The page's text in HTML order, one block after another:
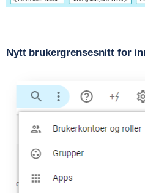
Nytt brukergrensesnitt for